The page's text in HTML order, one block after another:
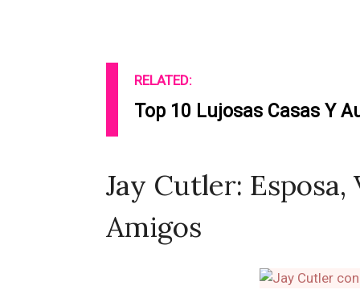
RELATED:
Top 10 Lujosas Casas Y
Jay Cutler:
Amigos